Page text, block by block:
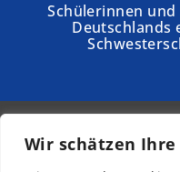
Wir schätzen
Schülerinnen und
Deutschlands
© 2026 -